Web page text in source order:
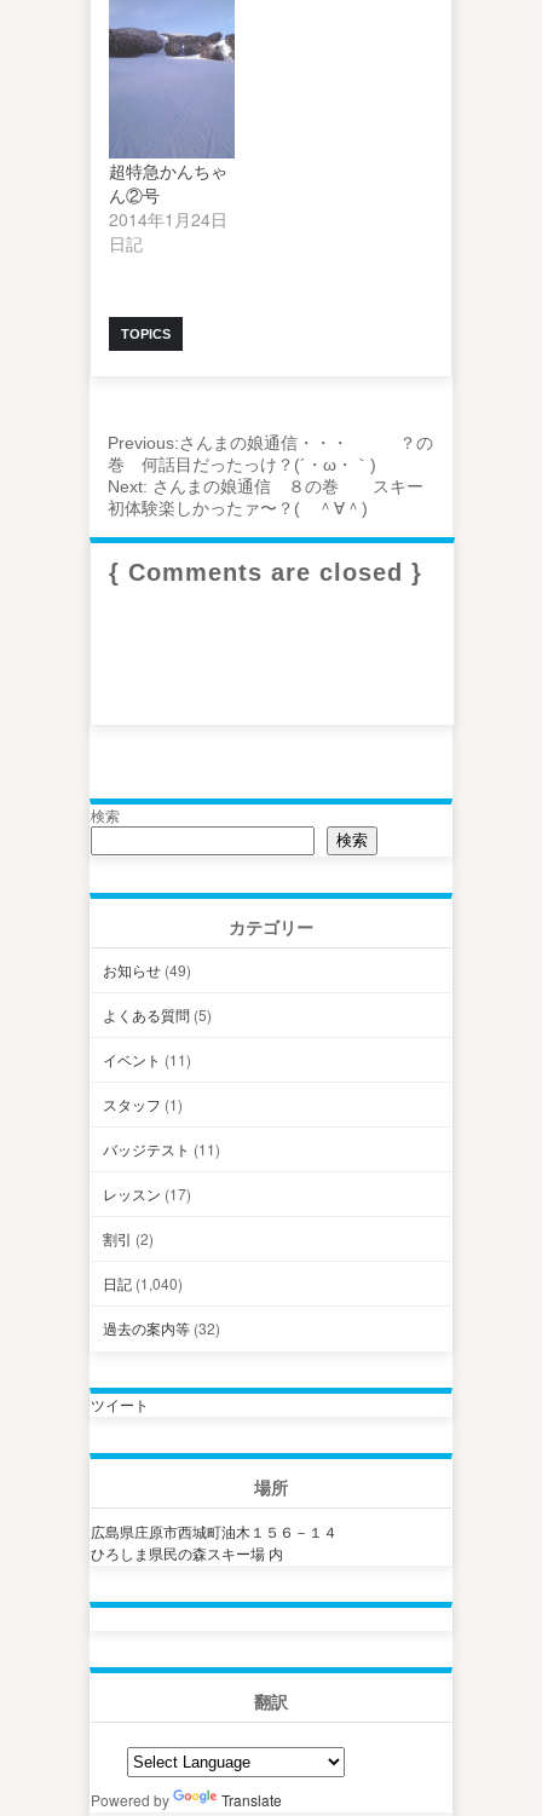
超特急かんちゃ
ん②号
2014年1月24日
日記
TOPICS
Previous:さんまの娘通信・・・ ？の
巻 何話目だったっけ？(´・ω・｀)
Next: さんまの娘通信 ８の巻 スキー
初体験楽しかったァ〜？( ＾∀＾)
{ Comments are closed }
検索
検索
カテゴリー
お知らせ (49)
よくある質問 (5)
イベント (11)
スタッフ (1)
バッジテスト (11)
レッスン (17)
割引 (2)
日記 (1,040)
過去の案内等 (32)
ツイート
場所
広島県庄原市西城町油木１５６－１４
ひろしま県民の森スキー場 内
翻訳
Powered by Translate